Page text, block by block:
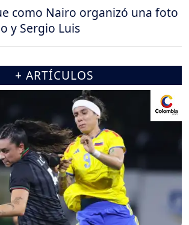
como Nairo organizó una foto
y Sergio Luis
+ ARTÍCULOS